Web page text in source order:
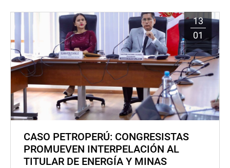
13
01
CASO PETROPERÚ: CONGRESISTAS
PROMUEVEN INTERPELACIÓN AL
TITULAR DE ENERGÍA Y MINAS